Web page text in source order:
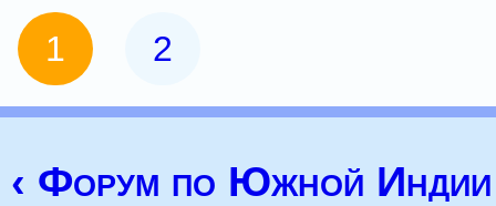
1 2
‹ Форум по Южной